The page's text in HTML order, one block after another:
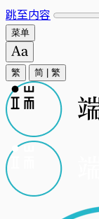
跳至内容
菜单
繁 简 繁